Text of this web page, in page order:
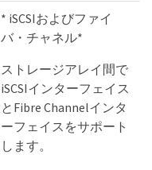
* iSCSIおよびファイ
バ・チャネル*
ストレージアレイ間で
iSCSIインターフェイス
とFibre Channelインタ
ーフェイスをサポート
します。